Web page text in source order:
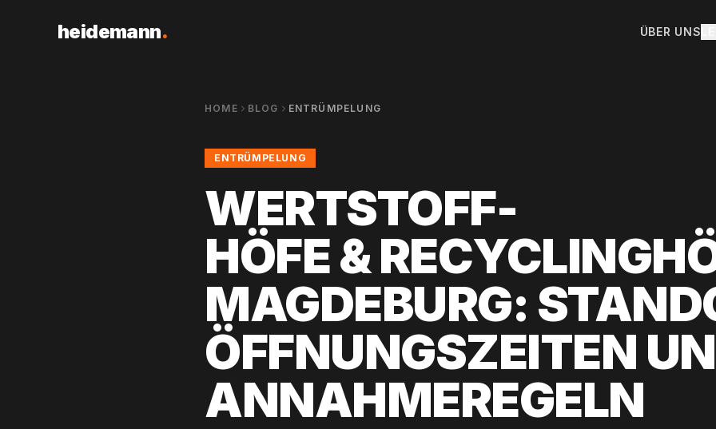
heidemann. ÜBER UNS
HOME BLOG ENTRÜMPELUNG
ENTRÜMPELUNG
WERTSTOFF-
HÖFE &
MAGDEBURG:
ÖFFNUNGSZEITEN
ANNAHMEREGELN